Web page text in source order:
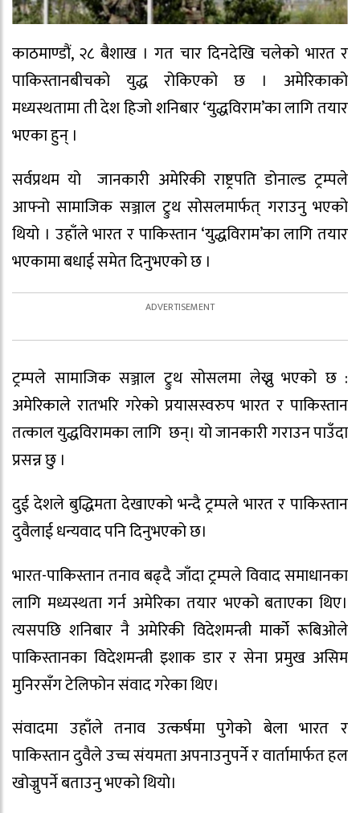
काठमाण्डौं, २८ बैशाख । गत चार दिनदेखि चलेको भारत र
पाकिस्तानबीचको युद्ध रोकिएको छ । अमेरिकाको
मध्यस्थतामा ती देश हिजो शनिबार ‘युद्धविराम’का लागि तयार
भएका हुन् ।
सर्वप्रथम यो जानकारी अमेरिकी राष्ट्रपति डोनाल्ड ट्रम्पले
आफ्नो सामाजिक सञ्जाल ट्रुथ सोसलमार्फत् गराउनु भएको
थियो । उहाँले भारत र पाकिस्तान ‘युद्धविराम’का लागि तयार
भएकामा बधाई समेत दिनुभएको छ ।
ट्रम्पले सामाजिक सञ्जाल ट्रुथ सोसलमा लेख्नु भएको छ :
अमेरिकाले रातभरि गरेको प्रयासस्वरुप भारत र पाकिस्तान
तत्काल युद्धविरामका लागि छन्। यो जानकारी गराउन पाउँदा
प्रसन्न छु ।
दुई देशले बुद्धिमता देखाएको भन्दै ट्रम्पले भारत र पाकिस्तान
दुवैलाई धन्यवाद पनि दिनुभएको छ।
भारत-पाकिस्तान तनाव बढ्दै जाँदा ट्रम्पले विवाद समाधानका
लागि मध्यस्थता गर्न अमेरिका तयार भएको बताएका थिए।
त्यसपछि शनिबार नै अमेरिकी विदेशमन्त्री मार्को रूबिओले
पाकिस्तानका विदेशमन्त्री इशाक डार र सेना प्रमुख असिम
मुनिरसँग टेलिफोन संवाद गरेका थिए।
संवादमा उहाँले तनाव उत्कर्षमा पुगेको बेला भारत र
पाकिस्तान दुवैले उच्च संयमता अपनाउनुपर्ने र वार्तामार्फत हल
खोज्नुपर्ने बताउनु भएको थियो।